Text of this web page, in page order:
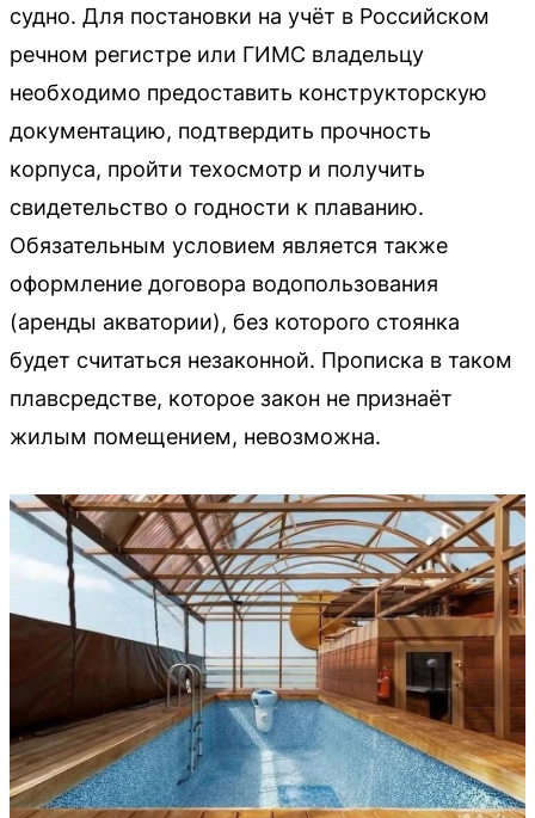
судно. Для постановки на учёт в Российском
речном регистре или ГИМС владельцу
необходимо предоставить конструкторскую
документацию, подтвердить прочность
корпуса, пройти техосмотр и получить
свидетельство о годности к плаванию.
Обязательным условием является также
оформление договора водопользования
(аренды акватории), без которого стоянка
будет считаться незаконной. Прописка в таком
плавсредстве, которое закон не признаёт
жилым помещением, невозможна.